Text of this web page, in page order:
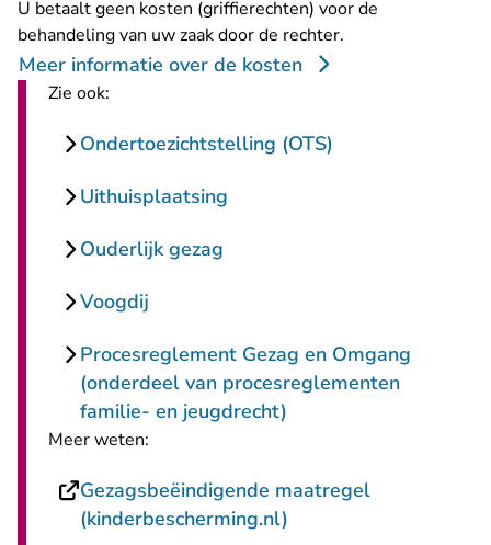
U betaalt geen kosten (griffierechten) voor de
behandeling van uw zaak door de rechter.
Meer informatie over de kosten
Zie ook:
Ondertoezichtstelling (OTS)
Uithuisplaatsing
Ouderlijk gezag
Voogdij
Procesreglement Gezag en Omgang
(onderdeel van procesreglementen
familie- en jeugdrecht)
Meer weten:
Gezagsbeëindigende maatregel
(kinderbescherming.nl)